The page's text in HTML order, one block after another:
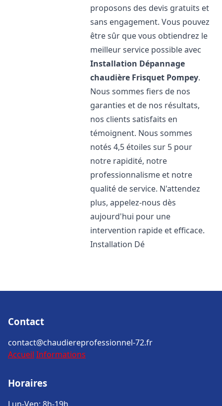
proposons des devis gratuits et
sans engagement. Vous pouvez
être sûr que vous obtiendrez le
meilleur service possible avec
Installation Dépannage
chaudière Frisquet Pompey.
Nous sommes fiers de nos
garanties et de nos résultats,
nos clients satisfaits en
témoignent. Nous sommes
notés 4,5 étoiles sur 5 pour
notre rapidité, notre
professionnalisme et notre
qualité de service. N'attendez
plus, appelez-nous dès
aujourd'hui pour une
intervention rapide et efficace.
Installation Dé
Contact
contact@chaudiereprofessionnel-72.fr
Accueil Informations
Horaires